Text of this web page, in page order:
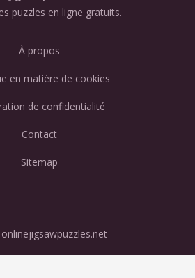
puzzles en ligne gratuits.
À propos
en matière de cookies
de confidentialité
Contact
Sitemap